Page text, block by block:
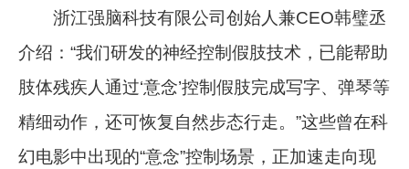
浙江强脑科技有限公司创始人兼CEO韩璧丞
介绍：“我们研发的神经控制假肢技术，已能帮助
肢体残疾人通过‘意念’控制假肢完成写字、弹琴等
精细动作，还可恢复自然步态行走。”这些曾在科
幻电影中出现的“意念”控制场景，正加速走向现